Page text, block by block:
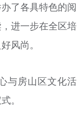
+
了各具特色的阅
进一步在全区培
风尚。
与房山区文化活
。